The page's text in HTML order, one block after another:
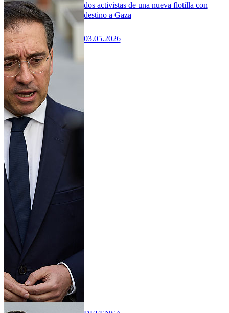
dos activistas de una nueva flotilla con
destino a Gaza
03.05.2026